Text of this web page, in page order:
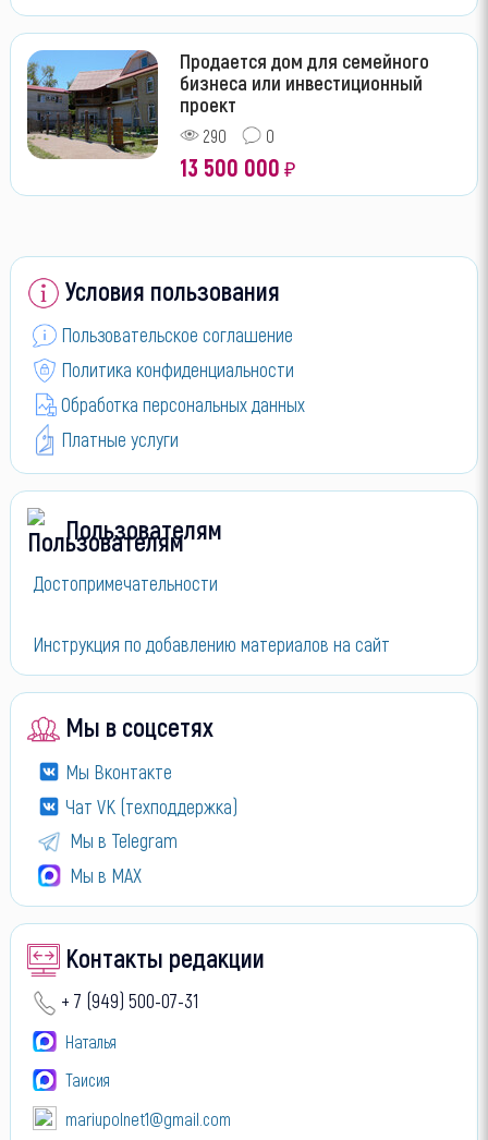
Продается дом для семейного
бизнеса или инвестиционный
проект
290 0
13 500 000 ₽
Условия пользования
Пользовательское соглашение
Политика конфиденциальности
Обработка персональных данных
Платные услуги
Пользователям
Достопримечательности
Инструкция по добавлению материалов на сайт
Мы в соцсетях
Мы Вконтакте
Чат VK (техподдержка)
Мы в Telegram
Мы в МАХ
Контакты редакции
+ 7 (949) 500-07-31
Наталья
Таисия
mariupolnet1@gmail.com